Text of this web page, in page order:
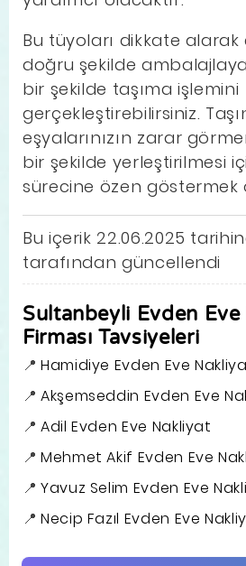
Bu tüyoları dikkate alarak
doğru şekilde
bir şekilde taşıma işlemini
gerçekleştirebilirsiniz.
eşyalarınızın zarar
bir şekilde yerleştirilmesi
sürecine özen göstermek
Bu içerik 22.06.2025
tarafından güncellendi
Sultanbeyli Evden
Firması Tavsiyeleri
Hamidiye Evden Eve
Akşemseddin Evden Eve
Adil Evden Eve Nakliyat
Mehmet Akif Evden Eve
Yavuz Selim Evden Eve
Necip Fazıl Evden Eve